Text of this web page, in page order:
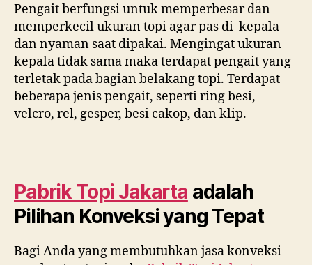
Pengait berfungsi untuk memperbesar dan
memperkecil ukuran topi agar pas di kepala
dan nyaman saat dipakai. Mengingat ukuran
kepala tidak sama maka terdapat pengait yang
terletak pada bagian belakang topi. Terdapat
beberapa jenis pengait, seperti ring besi,
velcro, rel, gesper, besi cakop, dan klip.
Pabrik Topi Jakarta adalah
Pilihan Konveksi yang Tepat
Bagi Anda yang membutuhkan jasa konveksi